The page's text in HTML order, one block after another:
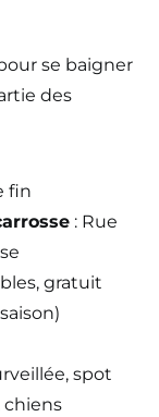
se baigner
des
fin
: Rue
gratuit
spot
chiens